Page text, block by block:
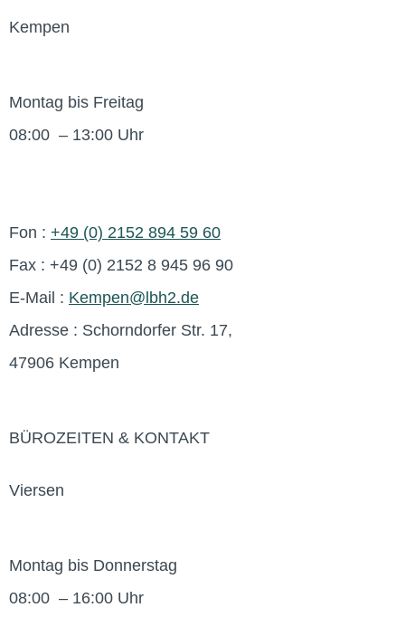
Kempen
Montag bis Freitag
08:00 – 13:00 Uhr
Fon : +49 (0) 2152 894 59 60
Fax : +49 (0) 2152 8 945 96 90
E-Mail : Kempen@lbh2.de
Adresse : Schorndorfer Str. 17,
47906 Kempen
BÜROZEITEN & KONTAKT
Viersen
Montag bis Donnerstag
08:00 – 16:00 Uhr